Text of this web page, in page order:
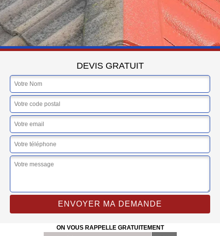
DEVIS GRATUIT
ON VOUS RAPPELLE GRATUITEMENT